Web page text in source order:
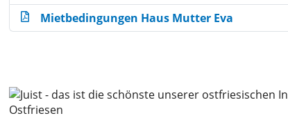
Mietbedingungen Haus Mutter Eva